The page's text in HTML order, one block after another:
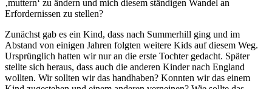
‚muttern‘ zu ändern und mich diesem ständigen Wandel an
Erfordernissen zu stellen?
Zunächst gab es ein Kind, dass nach Summerhill ging und im
Abstand von einigen Jahren folgten weitere Kids auf diesem Weg.
Ursprünglich hatten wir nur an die erste Tochter gedacht. Später
stellte sich heraus, dass auch die anderen Kinder nach England
wollten. Wir sollten wir das handhaben? Konnten wir das einem